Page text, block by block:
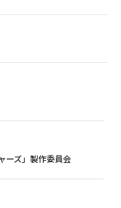
ーズ」製作委員会